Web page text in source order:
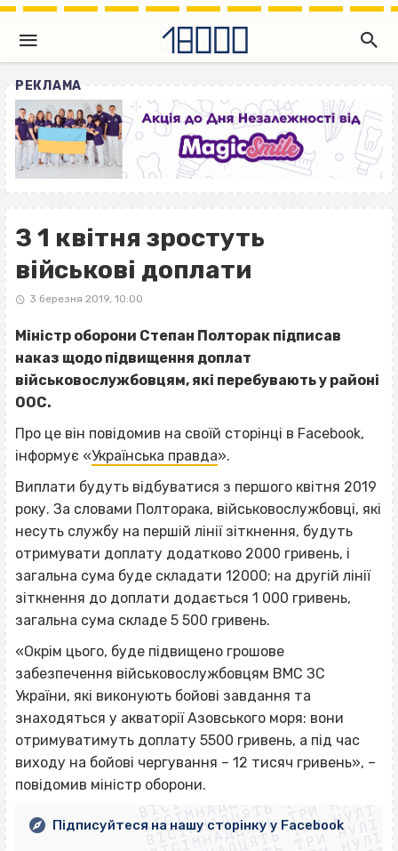
РЕКЛАМА
З 1 квітня зростуть
військові доплати
3 березня 2019, 10:00
Міністр оборони Степан Полторак підписав
наказ щодо підвищення доплат
військовослужбовцям, які перебувають у районі
ООС.
Про це він повідомив на своїй сторінці в Facebook,
інформує «Українська правда».
Виплати будуть відбуватися з першого квітня 2019
року. За словами Полторака, військовослужбовці, які
несуть службу на першій лінії зіткнення, будуть
отримувати доплату додатково 2000 гривень, і
загальна сума буде складати 12000; на другій лінії
зіткнення до доплати додається 1 000 гривень,
загальна сума складе 5 500 гривень.
«Окрім цього, буде підвищено грошове
забезпечення військовослужбовцям ВМС ЗС
України, які виконують бойові завдання та
знаходяться у акваторії Азовського моря: вони
отримуватимуть доплату 5500 гривень, а під час
виходу на бойові чергування – 12 тисяч гривень», –
повідомив міністр оборони.ВІСІМНАДЦЯТЬ ТРИ НУЛІ
ВІСІМНАДЦЯТЬ ТРИ НУЛІ
ВІСІМНАДЦЯТЬ ТРИ НУЛІ
ВІСІМНАДЦЯТЬ ТРИ НУЛІ
Підписуйтеся на нашу сторінку у Facebook